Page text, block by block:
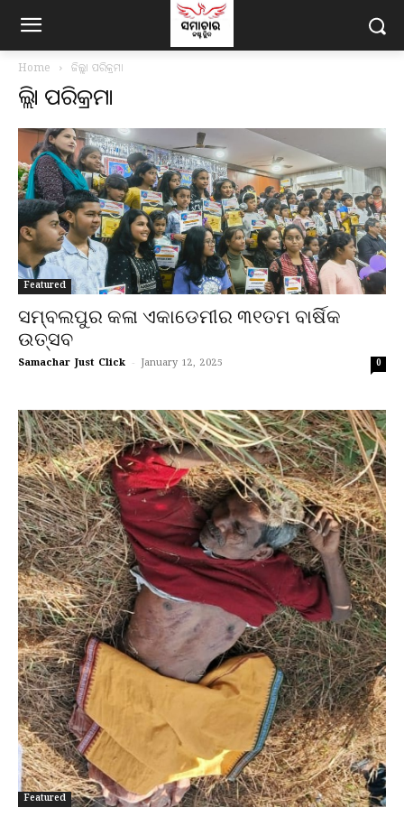
Home ଜିଲ୍ଲା ପରିକ୍ରମା
ଜିଲ୍ଲା ପରିକ୍ରମା
Featured
ସମ୍ବଲପୁର କଳା ଏକାଡେମୀର ୩୧ତମ ବାର୍ଷିକ
ଉତ୍ସବ
Samachar Just Click - January 12, 2025 0
Featured